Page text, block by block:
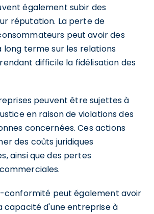
également subir des
réputation. La perte de
peut avoir des
long terme sur les relations
difficile la fidélisation des
peuvent être sujettes à
en raison de violations des
concernées. Ces actions
des coûts juridiques
ainsi que des pertes
conformité peut également avoir
capacité d'une entreprise à